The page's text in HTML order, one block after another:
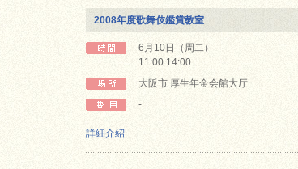
2008年度歌舞伎鑑賞教室
6月10日（周二）
11:00 14:00
大阪市 厚生年金会館大厅
-
詳細介紹